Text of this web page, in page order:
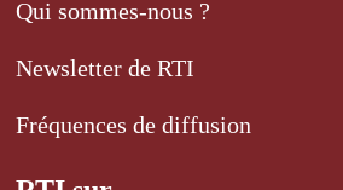
Qui sommes-nous ?
Newsletter de RTI
Fréquences de diffusion